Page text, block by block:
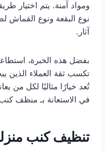
ومواد آمنة. يتم اختيار
نوع البقعة ونوع القماش
آثار.
تكسب ثقة العملاء الذين
تُعد خيارًا مثاليًا لكل من
في الاستعانة بـ منظف
تنظيف كنب